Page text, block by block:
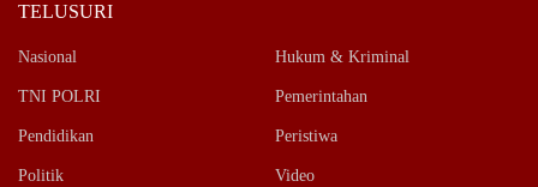
TELUSURI
Nasional Hukum & Kriminal
TNI POLRI Pemerintahan
Pendidikan Peristiwa
Politik Video